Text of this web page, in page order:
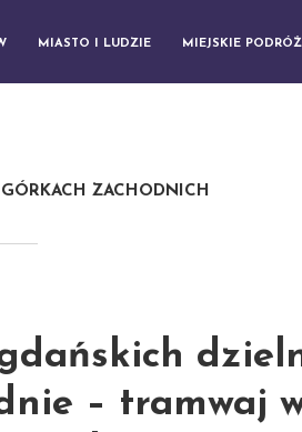
MIASTO I LUDZIE MIEJSKIE
ZACHODNICH
– tramwaj